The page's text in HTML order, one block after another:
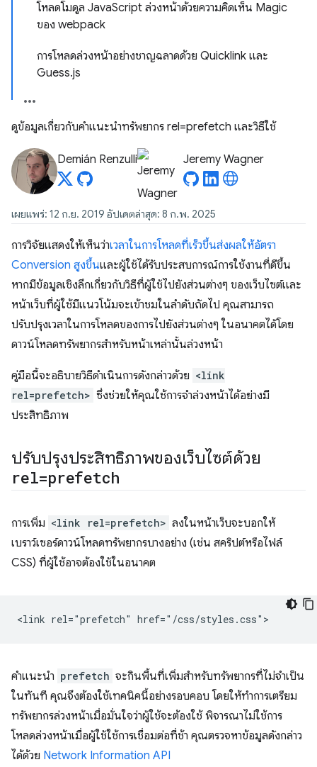
โหลดโมดูล JavaScript ล่วงหน้าด้วยความคิดเห็น Magic
ของ webpack
การโหลดล่วงหน้าอย่างชาญฉลาดด้วย Quicklink และ
Guess.js
ดูข้อมูลเกี่ยวกับคำแนะนำทรัพยากร rel=prefetch และวิธีใช้
Demián Renzulli Jeremy Wagner
เผยแพร่: 12 ก.ย. 2019 อัปเดตล่าสุด: 8 ก.พ. 2025
การวิจัยแสดงให้เห็นว่าเวลาในการโหลดที่เร็วขึ้นส่งผลให้อัตรา
Conversion สูงขึ้นและผู้ใช้ได้รับประสบการณ์การใช้งานที่ดีขึ้น
หากมีข้อมูลเชิงลึกเกี่ยวกับวิธีที่ผู้ใช้ไปยังส่วนต่างๆ ของเว็บไซต์และ
หน้าเว็บที่ผู้ใช้มีแนวโน้มจะเข้าชมในลำดับถัดไป คุณสามารถ
ปรับปรุงเวลาในการโหลดของการไปยังส่วนต่างๆ ในอนาคตได้โดย
ดาวน์โหลดทรัพยากรสําหรับหน้าเหล่านั้นล่วงหน้า
คู่มือนี้จะอธิบายวิธีดำเนินการดังกล่าวด้วย <link
rel=prefetch> ซึ่งช่วยให้คุณใช้การจําล่วงหน้าได้อย่างมี
ประสิทธิภาพ
ปรับปรุงประสิทธิภาพของเว็บไซต์ด้วย
rel=prefetch
การเพิ่ม <link rel=prefetch> ลงในหน้าเว็บจะบอกให้
เบราว์เซอร์ดาวน์โหลดทรัพยากรบางอย่าง (เช่น สคริปต์หรือไฟล์
CSS) ที่ผู้ใช้อาจต้องใช้ในอนาคต
คำแนะนำ prefetch จะกินพื้นที่เพิ่มสำหรับทรัพยากรที่ไม่จำเป็น
ในทันที คุณจึงต้องใช้เทคนิคนี้อย่างรอบคอบ โดยให้ทำการเตรียม
ทรัพยากรล่วงหน้าเมื่อมั่นใจว่าผู้ใช้จะต้องใช้ พิจารณาไม่ใช้การ
โหลดล่วงหน้าเมื่อผู้ใช้ใช้การเชื่อมต่อที่ช้า คุณตรวจหาข้อมูลดังกล่าว
ได้ด้วย Network Information API